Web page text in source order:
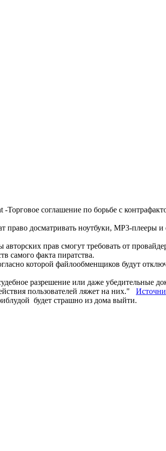
соглашение по борьбе с
досматривать ноутбуки, MP3-плееры
прав смогут требовать от
самого факта пиратства.
которой файлообменщиков будут
разрешение или даже убедительные
пользователей ляжет на них."
будет страшно из дома выйти.